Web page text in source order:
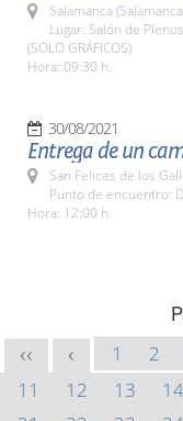
Salamanca
Lugar: Salón de
(SOLO GRÁFICOS)
Hora: 09:30 h.
30/08/2021
Entrega de un
San Felices de los
Punto de encuentro:
Hora: 12:00 h.
<< < 1 2
11
12 13 14